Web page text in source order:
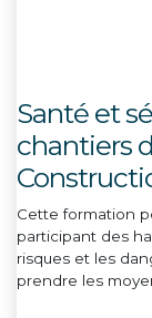
Santé et
chantiers
Cette formation
participant des
risques et les
prendre les